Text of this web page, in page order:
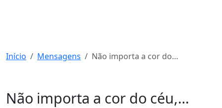
Início Mensagens Não importa a cor do céu,…
Não importa a cor do céu,…